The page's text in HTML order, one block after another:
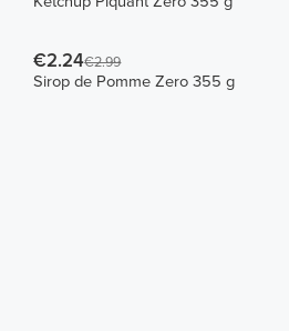
€2.24€2.99
Sirop de Pomme Zero 355 g